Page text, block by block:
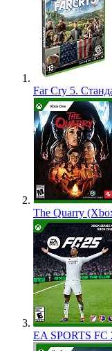
Far Cry 5.
The Quarry
EA SPORTS FC